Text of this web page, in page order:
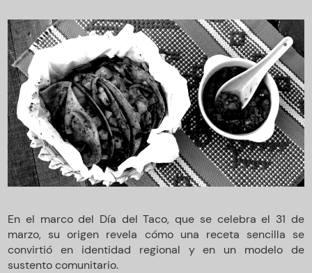
En el marco del Día del Taco, que se celebra el 31 de
marzo, su origen revela cómo una receta sencilla se
convirtió en identidad regional y en un modelo de
sustento comunitario.